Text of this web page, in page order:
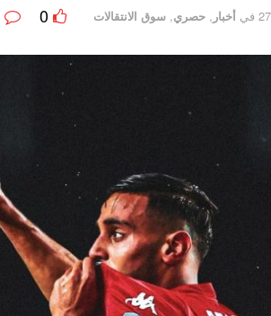
في أخبار , حصري, سوق الانتقالات 0